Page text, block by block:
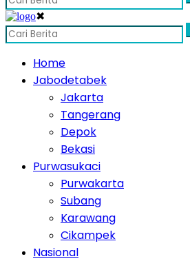
✖
Home
Jabodetabek
Jakarta
Tangerang
Depok
Bekasi
Purwasukaci
Purwakarta
Subang
Karawang
Cikampek
Nasional